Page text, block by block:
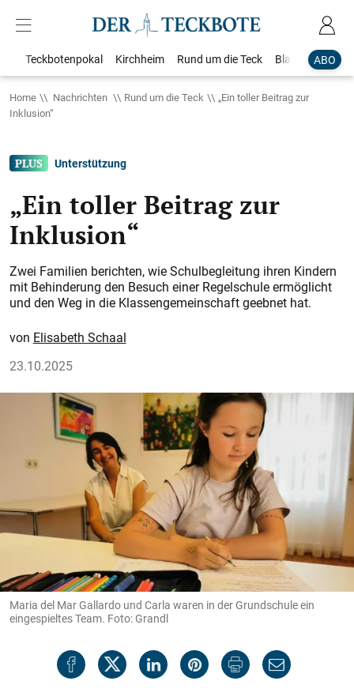
ABO
Teckbotenpokal Kirchheim Rund um die Teck Blaulicht
Home Nachrichten Rund um die Teck
„Ein toller Beitrag zur
Inklusion“
Unterstützung
„Ein toller Beitrag zur
Inklusion“
Zwei Familien berichten, wie Schulbegleitung ihren Kindern
mit Behinderung den Besuch einer Regelschule ermöglicht
und den Weg in die Klassen­gemeinschaft geebnet hat.
Elisabeth Schaal
23.10.2025
Maria del Mar Gallardo und Carla waren in der Grundschule ein
eingespieltes Team. Foto: Grandl